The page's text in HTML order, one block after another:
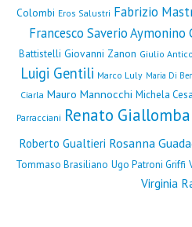
Colombi Eros Salustri Fabrizio
Francesco Saverio Aymonino
Battistelli Giovanni Zanon Giulio
Luigi Gentili Marco Luly Maria Di
Ciarla Mauro Mannocchi Michela
Parracciani Renato
Roberto Gualtieri Rosanna
Tommaso Brasiliano Ugo Patroni Griffi
Virginia